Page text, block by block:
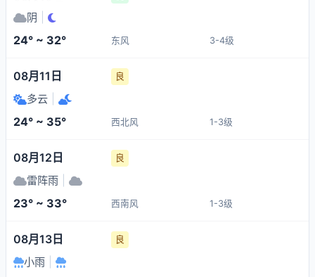
阴
24° ~ 32° 东风 3-4级
08月11日 良
多云
24° ~ 35° 西北风 1-3级
08月12日 良
雷阵雨
23° ~ 33° 西南风 1-3级
08月13日 良
小雨